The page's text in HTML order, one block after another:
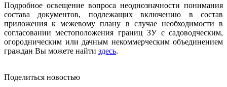
Подробное освещение вопроса неоднозначности понимания
состава документов, подлежащих включению в состав
приложения к межевому плану в случае необходимости в
согласовании местоположения границ ЗУ с садоводческим,
огородническим или дачным некоммерческим объединением
граждан Вы можете найти здесь.
Поделиться новостью